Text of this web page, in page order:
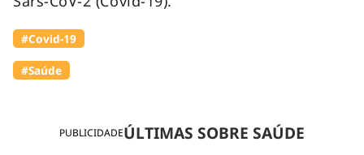
PUBLICIDADEÚLTIMAS SOBRE SAÚDE
#Covid-19
#Saúde